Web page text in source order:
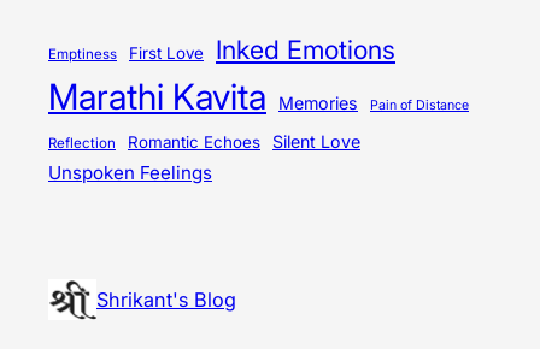
Emptiness First Love Inked Emotions
Marathi Kavita Memories Pain of Distance
Reflection Romantic Echoes Silent Love
Unspoken Feelings
Shrikant's Blog